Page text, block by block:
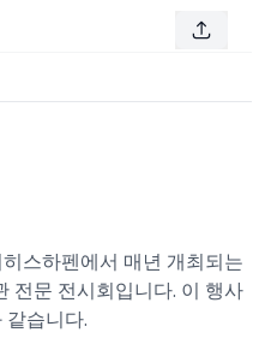
스하펜에서 매년 개최되는
전문 전시회입니다. 이 행사
습니다.